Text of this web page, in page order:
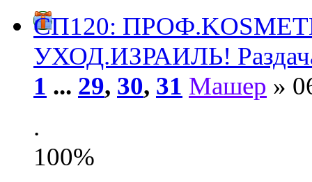
СП120:
УХОД.ИЗРАИЛЬ!
1 ... 29, 30, 31 Машер »
.
100%